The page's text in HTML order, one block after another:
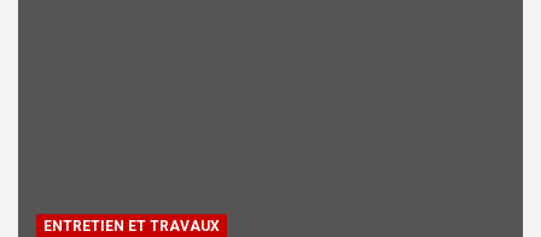
ENTRETIEN ET TRAVAUX